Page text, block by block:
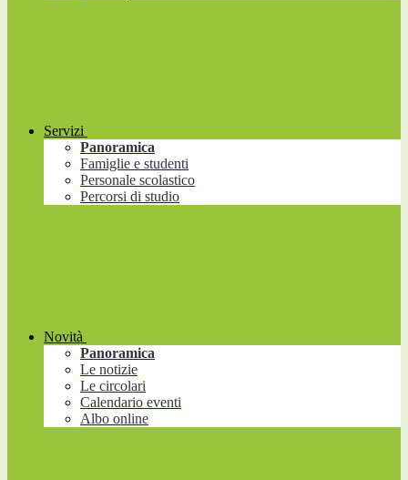
Servizi
Panoramica
Famiglie e studenti
Personale scolastico
Percorsi di studio
Novità
Panoramica
Le notizie
Le circolari
Calendario eventi
Albo online